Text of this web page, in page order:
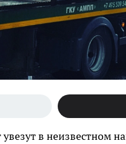
в неизвестном